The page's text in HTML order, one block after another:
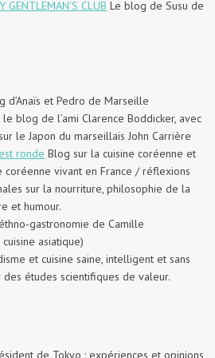
GENTLEMAN'S CLUB Le blog de Susu de
d’Anaïs et Pedro de Marseille
le blog de l’ami Clarence Boddicker, avec
le Japon du marseillais John Carrière
ronde Blog sur la cuisine coréenne et
coréenne vivant en France / réflexions
sur la nourriture, philosophie de la
et humour.
gastronomie de Camille
asiatique)
et cuisine saine, intelligent et sans
des études scientifiques de valeur.
de Tokyo : expériences et opinions